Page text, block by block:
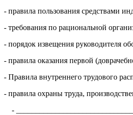
- правила пользования средствами
- требования по рациональной
- порядок извещения руководителя
- правила оказания первой
- Правила внутреннего трудового
- правила охраны труда,
-